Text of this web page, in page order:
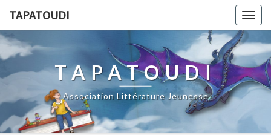
TAPATOUDI
TAPATOUDI
Association Littérature Jeunesse